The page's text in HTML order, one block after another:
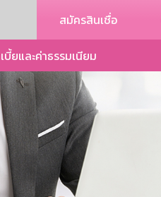
สมัครสินเชื่อ
บี้ยและค่าธรรมเนียม